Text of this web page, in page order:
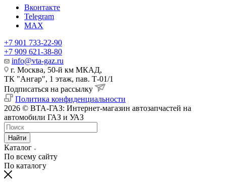
Вконтакте
Telegram
MAX
+7 901 733-22-90
+7 909 621-38-80
info@vta-gaz.ru
г. Москва, 50-й км МКАД,
ТК "Ангар", 1 этаж, пав. Т-01/1
Подписаться на рассылку
Политика конфиденциальности
2026 © ВТА-ГАЗ: Интернет-магазин автозапчастей на
автомобили ГАЗ и УАЗ
Найти
Каталог
По всему сайту
По каталогу